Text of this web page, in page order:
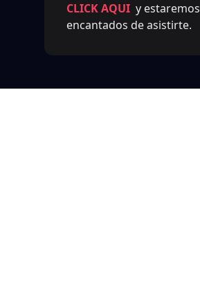
CLICK AQUI y estaremos
encantados de asistirte.